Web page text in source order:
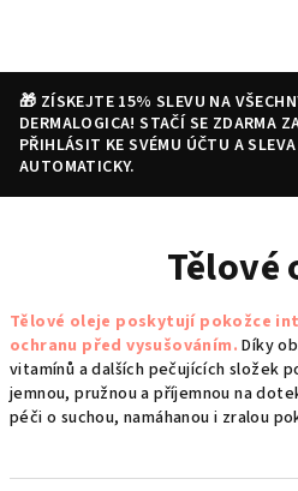
🎁 ZÍSKEJTE 15% SLEVU NA
DERMALOGICA! STAČÍ SE ZDARMA
PŘIHLÁSIT KE SVÉMU ÚČTU A
AUTOMATICKY.
Tělové
Tělové oleje poskytují pokožce
ochranu před vysušováním. Díky
vitamínů a dalších pečujících složek
jemnou, pružnou a příjemnou na
péči o suchou, namáhanou i zralou